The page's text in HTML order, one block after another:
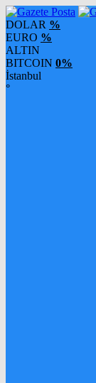
DOLAR %
EURO %
ALTIN
BITCOIN 0%
İstanbul
°